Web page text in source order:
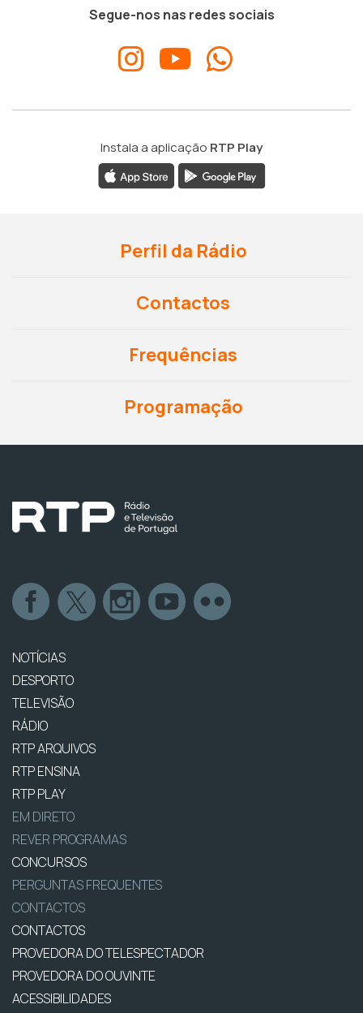
Segue-nos nas redes sociais
Instala a aplicação RTP Play
Perfil da Rádio
Contactos
Frequências
Programação
NOTÍCIAS
DESPORTO
TELEVISÃO
RÁDIO
RTP ARQUIVOS
RTP ENSINA
RTP PLAY
EM DIRETO
REVER PROGRAMAS
CONCURSOS
PERGUNTAS FREQUENTES
CONTACTOS
CONTACTOS
PROVEDORA DO TELESPECTADOR
PROVEDORA DO OUVINTE
ACESSIBILIDADES